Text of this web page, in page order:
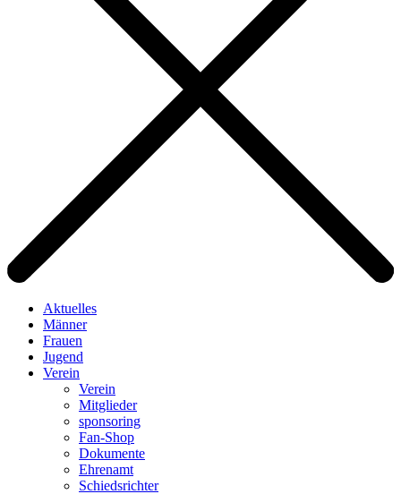
Aktuelles
Männer
Frauen
Jugend
Verein
Verein
Mitglieder
sponsoring
Fan-Shop
Dokumente
Ehrenamt
Schiedsrichter